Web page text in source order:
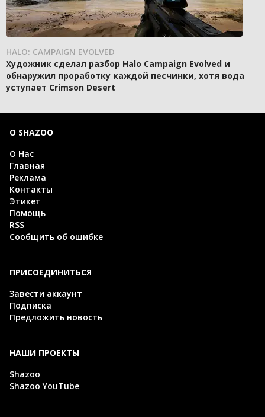
HALO: CAMPAIGN EVOLVED
Художник сделал разбор Halo Campaign Evolved и
обнаружил проработку каждой песчинки, хотя вода
уступает Crimson Desert
О SHAZOO
О Нас
Главная
Реклама
Контакты
Этикет
Помощь
RSS
Сообщить об ошибке
ПРИСОЕДИНИТЬСЯ
Завести аккаунт
Подписка
Предложить новость
НАШИ ПРОЕКТЫ
Shazoo
Shazoo YouTube